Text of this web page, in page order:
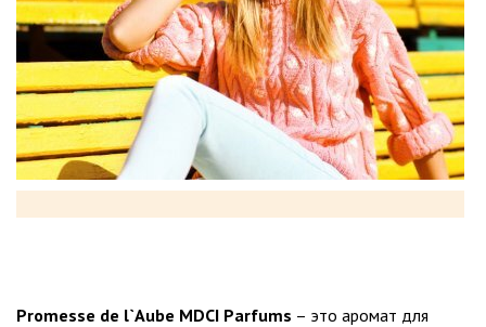
Promesse de l`Aube MDCI Parfums – это аромат для